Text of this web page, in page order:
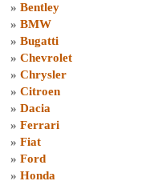
» Bentley
» BMW
» Bugatti
» Chevrolet
» Chrysler
» Citroen
» Dacia
» Ferrari
» Fiat
» Ford
» Honda